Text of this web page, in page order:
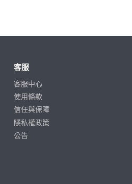
客服
客服中心
使用條款
信任與保障
隱私權政策
公告